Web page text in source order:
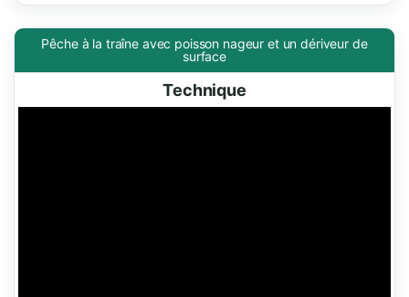
Pêche à la traîne avec poisson nageur et un dériveur de
surface
Technique